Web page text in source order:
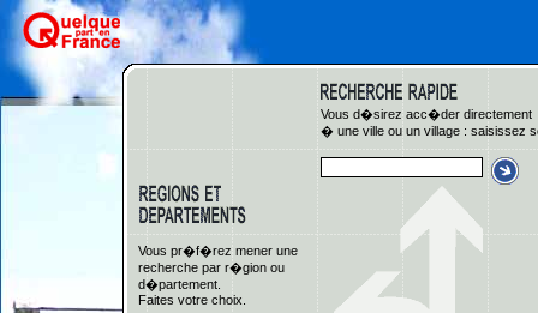
Vous d�sirez acc�der directement
� une ville ou un village : saisissez
Vous pr�f�rez mener une
recherche par r�gion ou
d�partement.
Faites votre choix.